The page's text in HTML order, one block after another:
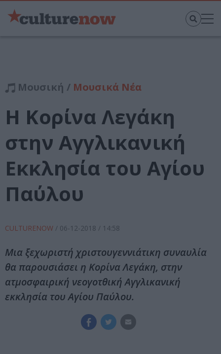
Μουσική / Μουσικά Νέα
Η Κορίνα Λεγάκη
στην Αγγλικανική
Εκκλησία του Αγίου
Παύλου
CULTURENOW / 06-12-2018 / 14:58
Mια ξεχωριστή χριστουγεννιάτικη συναυλία
θα παρουσιάσει η Κορίνα Λεγάκη, στην
ατμοσφαιρική νεογοτθική Αγγλικανική
εκκλησία του Αγίου Παύλου.